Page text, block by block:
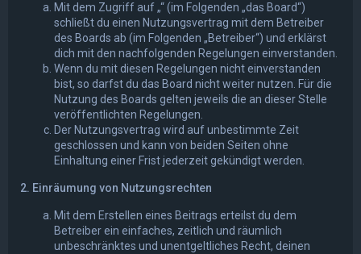
Mit dem Zugriff auf „“ (im Folgenden „das Board“)
schließt du einen Nutzungsvertrag mit dem Betreiber
des Boards ab (im Folgenden „Betreiber“) und erklärst
dich mit den nachfolgenden Regelungen einverstanden.
Wenn du mit diesen Regelungen nicht einverstanden
bist, so darfst du das Board nicht weiter nutzen. Für die
Nutzung des Boards gelten jeweils die an dieser Stelle
veröffentlichten Regelungen.
Der Nutzungsvertrag wird auf unbestimmte Zeit
geschlossen und kann von beiden Seiten ohne
Einhaltung einer Frist jederzeit gekündigt werden.
2. Einräumung von Nutzungsrechten
Mit dem Erstellen eines Beitrags erteilst du dem
Betreiber ein einfaches, zeitlich und räumlich
unbeschränktes und unentgeltliches Recht, deinen